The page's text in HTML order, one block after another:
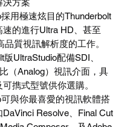
用極速炫目的Thunderbolt
速的進行Ultra HD、甚至
品質視訊解析度的工作。
版UltraStudio配備SDI、
（Analog）視訊介面，具
擕式型號供你選購。
可與你最喜愛的視訊軟體搭
Resolve、Final Cut